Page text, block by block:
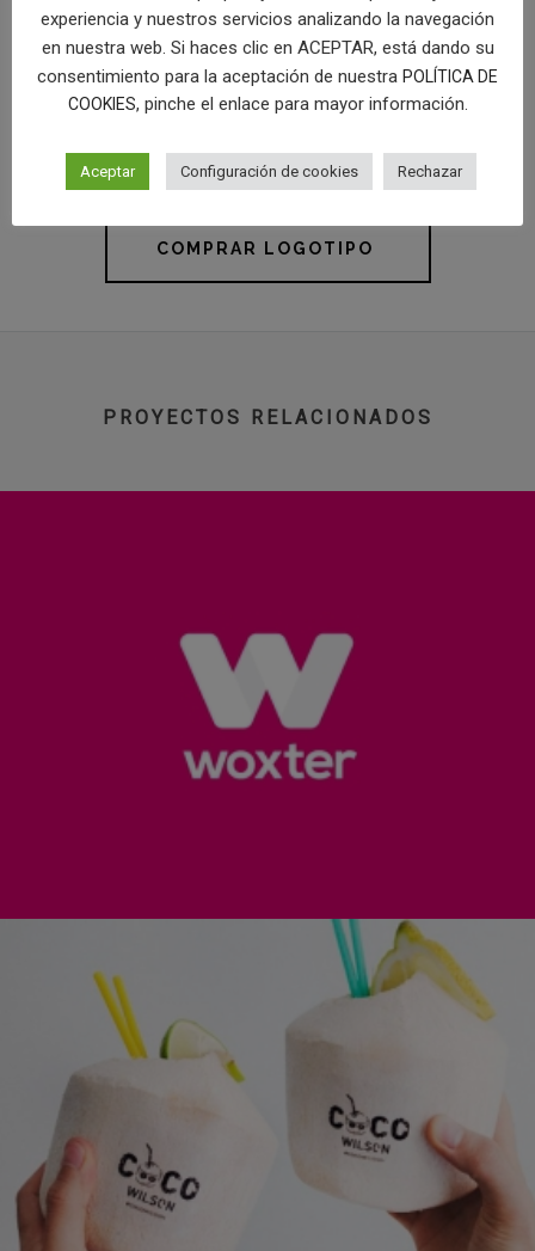
el logotipo, haciéndolo mucho más
por el usuario a pie de
calle.
En definitiva, el diseño de logo para dentista en Sevilla que
llevamos a cabo para Dentae danotoriedad de marca y
Así da gusto ir al dentista.
COMPRAR LOGOTIPO
PROYECTOS RELACIONADOS
experiencia y nuestros servicios analizando la navegación
en nuestra web. Si haces clic en ACEPTAR, está dando su
consentimiento para la aceptación de nuestra POLÍTICA DE
COOKIES, pinche el enlace para mayor información.
Aceptar Configuración de cookies Rechazar